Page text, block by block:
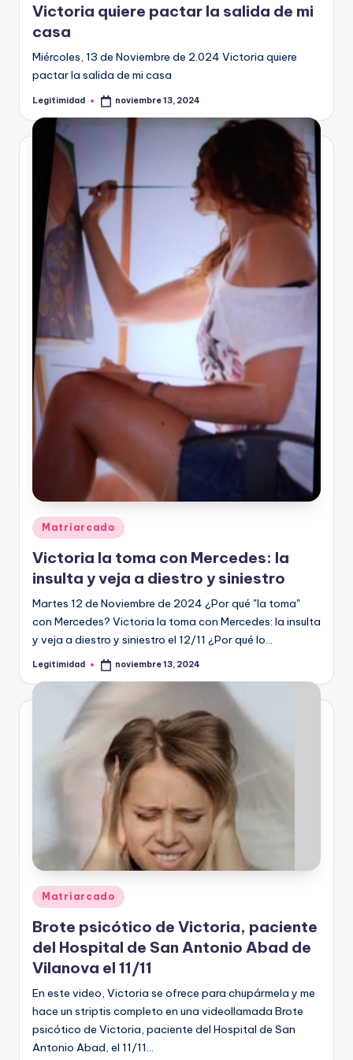
Victoria quiere pactar la salida de mi
casa
Miércoles, 13 de Noviembre de 2.024 Victoria quiere
pactar la salida de mi casa
Publicado
Legitimidad noviembre 13, 2024
Publicado
en
Matriarcado
Victoria la toma con Mercedes: la
insulta y veja a diestro y siniestro
Martes 12 de Noviembre de 2024 ¿Por qué "la toma"
con Mercedes? Victoria la toma con Mercedes: la insulta
y veja a diestro y siniestro el 12/11 ¿Por qué lo…
Publicado
Legitimidad noviembre 13, 2024
Publicado
en
Matriarcado
Brote psicótico de Victoria, paciente
del Hospital de San Antonio Abad de
Vilanova el 11/11
En este video, Victoria se ofrece para chupármela y me
hace un striptis completo en una videollamada Brote
psicótico de Victoria, paciente del Hospital de San
Antonio Abad, el 11/11…